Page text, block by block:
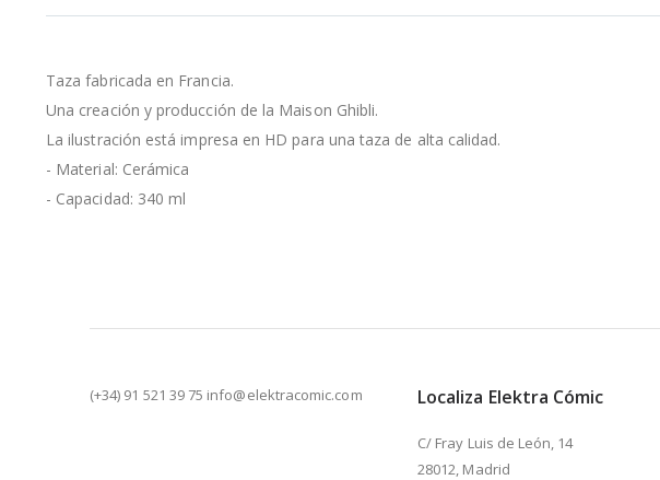
la
imágenes
Taza fabricada en Francia.
Una creación y producción de la Maison Ghibli.
La ilustración está impresa en HD para una taza de alta calidad.
- Material: Cerámica
- Capacidad: 340 ml
(+34) 91 521 39 75 info@elektracomic.com Localiza Elektra Cómic
C/ Fray Luis de León, 14
28012, Madrid